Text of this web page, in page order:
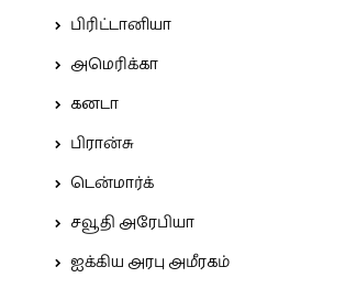
பிரிட்டானியா
அமெரிக்கா
கனடா
பிரான்சு
டென்மார்க்
சவூதி அரேபியா
ஐக்கிய அரபு அமீரகம்